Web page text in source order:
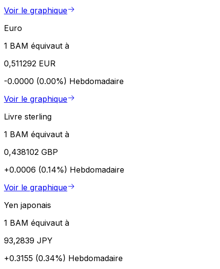
Voir le graphique
Euro
1 BAM équivaut à
0,511292 EUR
-0.0000 (0.00%) Hebdomadaire
Voir le graphique
Livre sterling
1 BAM équivaut à
0,438102 GBP
+0.0006 (0.14%) Hebdomadaire
Voir le graphique
Yen japonais
1 BAM équivaut à
93,2839 JPY
+0.3155 (0.34%) Hebdomadaire